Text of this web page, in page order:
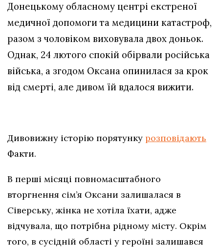
Донецькому обласному центрі екстреної
медичної допомоги та медицини катастроф,
разом з чоловіком виховувала двох доньок.
Однак, 24 лютого спокій обірвали російська
війська, а згодом Оксана опинилася за крок
від смерті, але дивом їй вдалося вижити.
Дивовижну історію порятунку розповідають
Факти.
В перші місяці повномасштабного
вторгнення сім’я Оксани залишалася в
Сіверську, жінка не хотіла їхати, адже
відчувала, що потрібна рідному місту. Окрім
того, в сусідній області у героїні залишався